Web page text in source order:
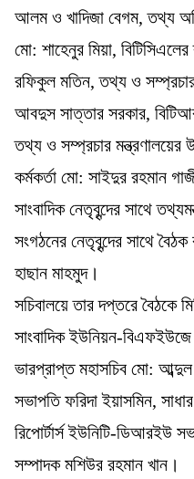
আলম ও খাদিজা বেগম, তথ্য
মো: শাহেনুর মিয়া,
রফিকুল মতিন, তথ্য ও সম্প্রচার
আবদুস সাত্তার সরকার,
তথ্য ও সম্প্রচার
কর্মকর্তা মো: সাইদুর রহমান
সাংবাদিক নেতৃবৃন্দের সাথে
সংগঠনের নেতৃবৃন্দের সাথে
হাছান মাহমুদ।
সচিবালয়ে তার দপ্তরে বৈঠকে
সাংবাদিক ইউনিয়ন-
ভারপ্রাপ্ত মহাসচিব মো:
সভাপতি ফরিদা ইয়াসমিন,
রিপোর্টার্স ইউনিটি-ডিআরইউ
সম্পাদক মশিউর রহমান খান।